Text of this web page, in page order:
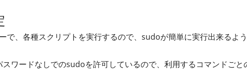
で、各種スクリプトを実行するので、sudoが簡単に実行出来るよ
ワードなしでのsudoを許可しているので、利用するコマンドごと